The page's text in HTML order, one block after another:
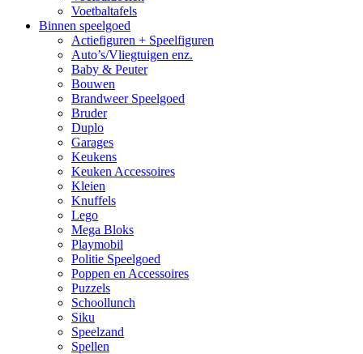
Voetbaltafels
Binnen speelgoed
Actiefiguren + Speelfiguren
Auto’s/Vliegtuigen enz.
Baby & Peuter
Bouwen
Brandweer Speelgoed
Bruder
Duplo
Garages
Keukens
Keuken Accessoires
Kleien
Knuffels
Lego
Mega Bloks
Playmobil
Politie Speelgoed
Poppen en Accessoires
Puzzels
Schoollunch
Siku
Speelzand
Spellen